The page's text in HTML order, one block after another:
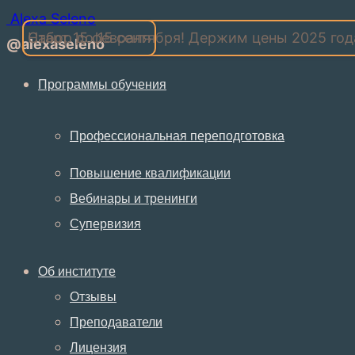
Alexa Seleno
@alexaseleno
Программы обучения
Профессиональная переподготовка
Повышение квалификации
Вебинары и тренинги
Супервизия
Об институте
Отзывы
Преподаватели
Лицензия
Набор до 15 сентября! Держим цены 2025
Старт 15 февраля